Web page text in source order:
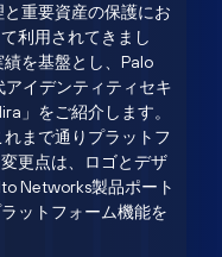
重要資産の保護にお
利用されてきまし
を基盤とし、Palo
イデンティティセキ
」をご紹介します。
まで通りプラットフ
更点は、ロゴとデザ
Networks製品ポート
ットフォーム機能を